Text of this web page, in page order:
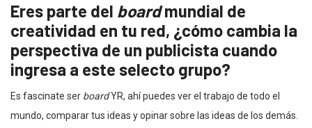
Eres parte del boardmundial de
creatividad en tu red, ¿cómo cambia la
perspectiva de un publicista cuando
ingresa a este selecto grupo?
Es fascinate ser boardYR, ahí puedes ver el trabajo de todo el
mundo, comparar tus ideas y opinar sobre las ideas de los demás.